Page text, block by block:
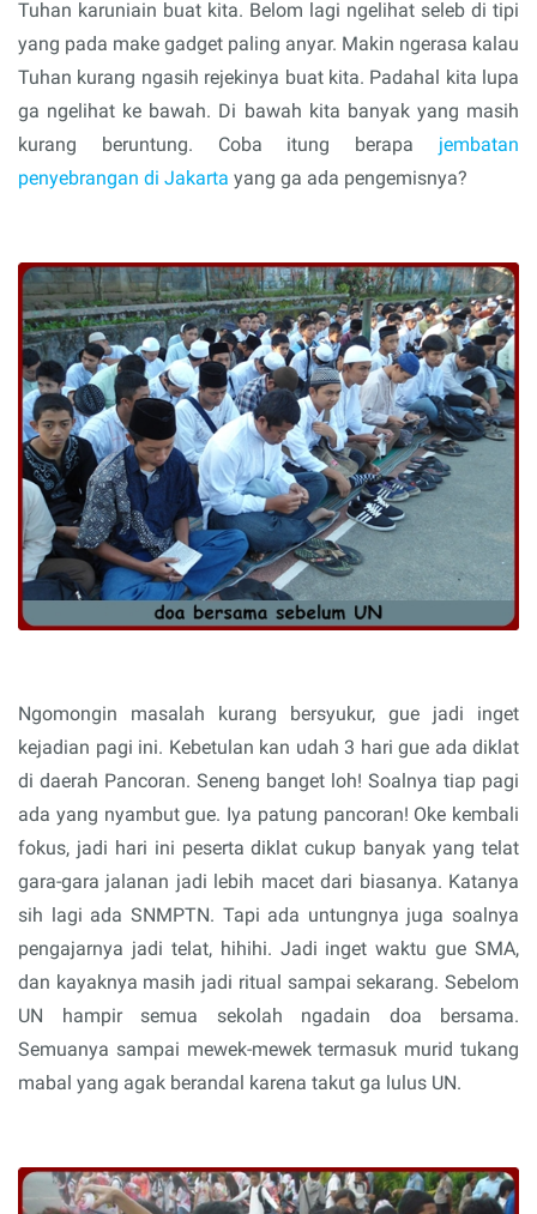
Tuhan karuniain buat kita. Belom lagi ngelihat seleb di tipi
yang pada make gadget paling anyar. Makin ngerasa kalau
Tuhan kurang ngasih rejekinya buat kita. Padahal kita lupa
ga ngelihat ke bawah. Di bawah kita banyak yang masih
kurang beruntung. Coba itung berapa jembatan
penyebrangan di Jakarta yang ga ada pengemisnya?
Ngomongin masalah kurang bersyukur, gue jadi inget
kejadian pagi ini. Kebetulan kan udah 3 hari gue ada diklat
di daerah Pancoran. Seneng banget loh! Soalnya tiap pagi
ada yang nyambut gue. Iya patung pancoran! Oke kembali
fokus, jadi hari ini peserta diklat cukup banyak yang telat
gara-gara jalanan jadi lebih macet dari biasanya. Katanya
sih lagi ada SNMPTN. Tapi ada untungnya juga soalnya
pengajarnya jadi telat, hihihi. Jadi inget waktu gue SMA,
dan kayaknya masih jadi ritual sampai sekarang. Sebelom
UN hampir semua sekolah ngadain doa bersama.
Semuanya sampai mewek-mewek termasuk murid tukang
mabal yang agak berandal karena takut ga lulus UN.